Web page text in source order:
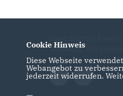
Vertretung! Wir
Cookie Hinweis
Diese Webseite
Webangebot zu
jederzeit widerrufen.